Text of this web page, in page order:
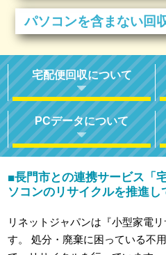
パソコンを含まない回
宅配便回収について
PCデータについて
■長門市との連携サービス「
ソコンのリサイクルを推進し
リネットジャパンは『小型家電
す。
処分・廃棄に困っている不